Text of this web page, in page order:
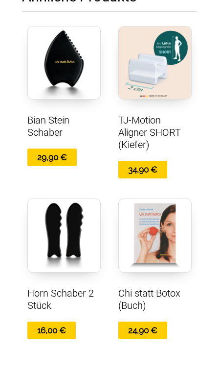
Bian Stein
Schaber
29,90€
TJ-Motion
Aligner SHORT
(Kiefer)
34,90€
Horn Schaber 2
Stück
16,00€
Chi statt Botox
(Buch)
24,90€